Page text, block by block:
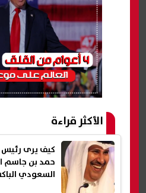
الأكثر قراءة
كيف يرى رئيس
حمد بن جاسم
السعودي